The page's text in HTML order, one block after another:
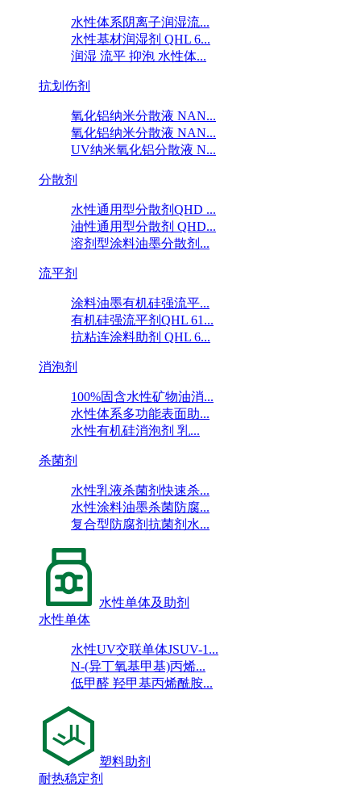
水性体系阴离子润湿流...
水性基材润湿剂 QHL 6...
润湿 流平 抑泡 水性体...
抗划伤剂
氧化铝纳米分散液 NAN...
氧化铝纳米分散液 NAN...
UV纳米氧化铝分散液 N...
分散剂
水性通用型分散剂QHD ...
油性通用型分散剂 QHD...
溶剂型涂料油墨分散剂...
流平剂
涂料油墨有机硅强流平...
有机硅强流平剂QHL 61...
抗粘连涂料助剂 QHL 6...
消泡剂
100%固含水性矿物油消...
水性体系多功能表面助...
水性有机硅消泡剂 乳...
杀菌剂
水性乳液杀菌剂快速杀...
水性涂料油墨杀菌防腐...
复合型防腐剂抗菌剂水...
水性单体及助剂
水性单体
水性UV交联单体JSUV-1...
N-(异丁氧基甲基)丙烯...
低甲醛 羟甲基丙烯酰胺...
塑料助剂
耐热稳定剂